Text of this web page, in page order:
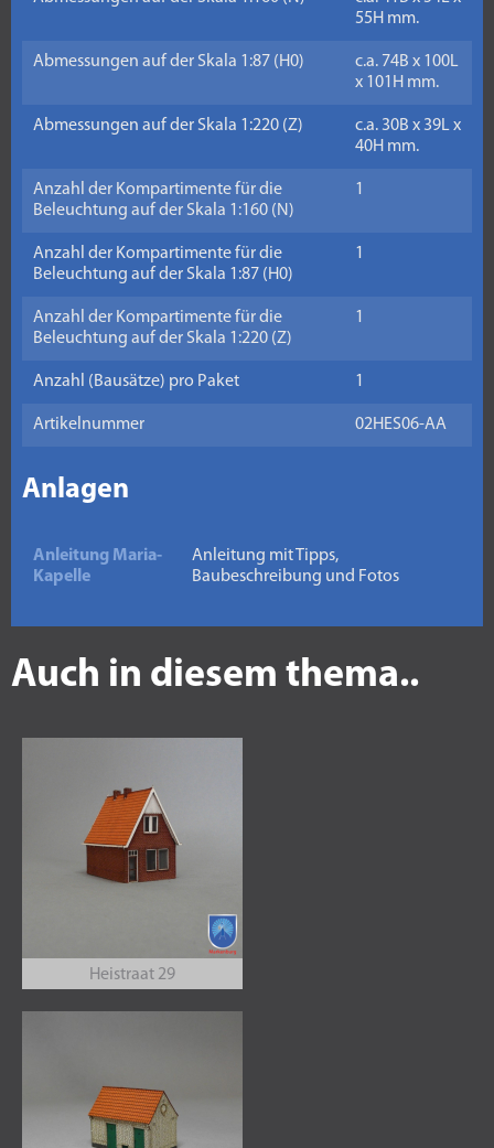
55H mm.
Abmessungen auf der Skala 1:87 (H0)
c.a. 74B x 100L
x 101H mm.
Abmessungen auf der Skala 1:220 (Z)
c.a. 30B x 39L x
40H mm.
Anzahl der Kompartimente für die
Beleuchtung auf der Skala 1:160 (N)
1
Anzahl der Kompartimente für die
Beleuchtung auf der Skala 1:87 (H0)
1
Anzahl der Kompartimente für die
Beleuchtung auf der Skala 1:220 (Z)
1
Anzahl (Bausätze) pro Paket 1
Artikelnummer 02HES06-AA
Anlagen
Anleitung Maria-
Kapelle
Anleitung mit Tipps,
Baubeschreibung und Fotos
Auch in diesem thema..
Heistraat 29